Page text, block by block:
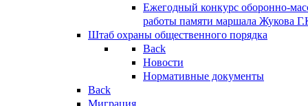
Ежегодный конкурс оборонно-
работы памяти маршала Жукова
Штаб охраны общественного порядка
Back
Новости
Нормативные документы
Back
Миграция